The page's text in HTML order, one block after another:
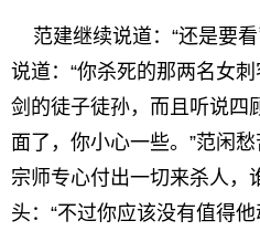
范建继续说道：“还是要
说道：“你杀死的那两名女
剑的徒子徒孙，而且听说四
面了，你小心一些。”范闲
宗师专心付出一切来杀人，
头：“不过你应该没有值得